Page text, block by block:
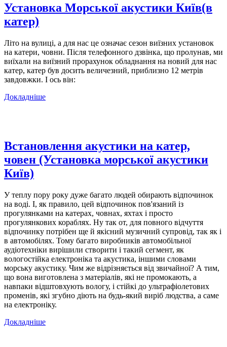
Установка Морської акустики Київ(в
катер)
Літо на вулиці, а для нас це означає сезон виїзних установок
на катери, човни. Після телефонного дзвінка, що пролунав, ми
виїхали на виїзний прорахунок обладнання на новий для нас
катер, катер був досить величезний, приблизно 12 метрів
завдовжки. І ось він:
Докладніше
Встановлення акустики на катер,
човен (Установка морської акустики
Київ)
У теплу пору року дуже багато людей обирають відпочинок
на воді. І, як правило, цей відпочинок пов'язаний із
прогулянками на катерах, човнах, яхтах і просто
прогулянкових кораблях. Ну так от, для повного відчуття
відпочинку потрібен ще й якісний музичний супровід, так як і
в автомобілях. Тому багато виробників автомобільної
аудіотехніки вирішили створити і такий сегмент, як
вологостійка електроніка та акустика, іншими словами
морську акустику. Чим же відрізняється від звичайної? А тим,
що вона виготовлена з матеріалів, які не промокають, а
навпаки відштовхують вологу, і стійкі до ультрафіолетових
променів, які згубно діють на будь-який виріб людства, а саме
на електроніку.
Докладніше